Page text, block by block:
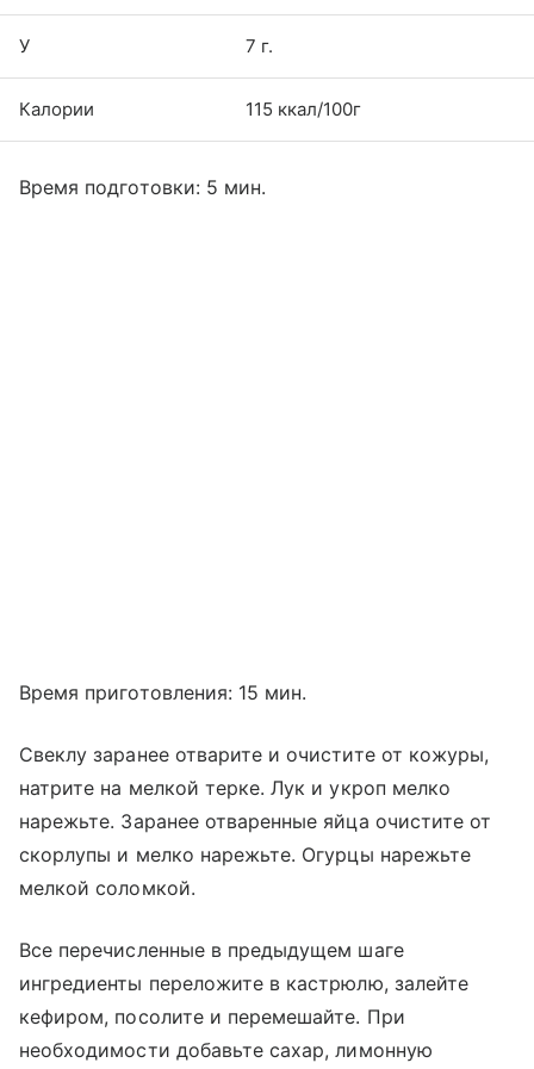
У 7 г.
Калории 115 ккал/100г
Время подготовки: 5 мин.
Время приготовления: 15 мин.
Свеклу заранее отварите и очистите от кожуры,
натрите на мелкой терке. Лук и укроп мелко
нарежьте. Заранее отваренные яйца очистите от
скорлупы и мелко нарежьте. Огурцы нарежьте
мелкой соломкой.
Все перечисленные в предыдущем шаге
ингредиенты переложите в кастрюлю, залейте
кефиром, посолите и перемешайте. При
необходимости добавьте сахар, лимонную